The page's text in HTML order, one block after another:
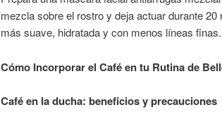
mezcla sobre el rostro y deja actuar durante
más suave, hidratada y con menos líneas finas.
Cómo Incorporar el Café en tu Rutina de
Café en la ducha: beneficios y precauciones